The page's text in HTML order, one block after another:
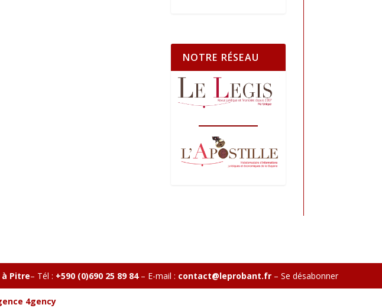
NOTRE RÉSEAU
à Pitre– Tél : +590 (0)690 25 89 84– E-mail : contact@leprobant.fr– Se désabonner
4gency